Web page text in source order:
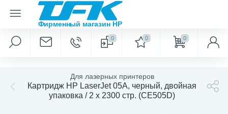
0 0 0
Для лазерных принтеров
Картридж HP LaserJet 05A, черный, двойная
упаковка / 2 x 2300 стр. (CE505D)